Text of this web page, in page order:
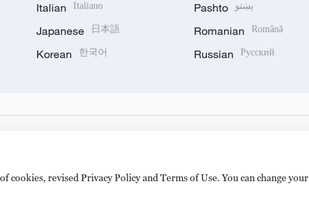
Italian Italiano
Japanese 日本語
Korean 한국어
Pashto پښتو
Romanian Română
Russian Русский
cookies, revised Privacy Policy and Terms of Use. You can change your